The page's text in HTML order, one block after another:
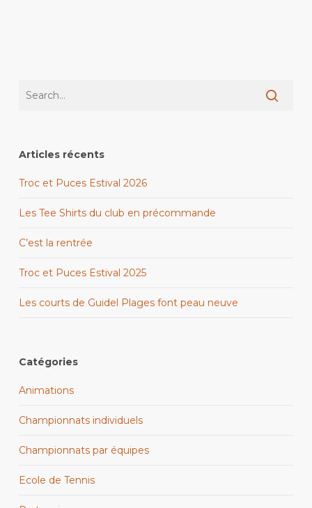
Articles récents
Troc et Puces Estival 2026
Les Tee Shirts du club en précommande
C’est la rentrée
Troc et Puces Estival 2025
Les courts de Guidel Plages font peau neuve
Catégories
Animations
Championnats individuels
Championnats par équipes
Ecole de Tennis